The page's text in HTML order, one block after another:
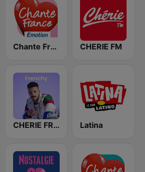
Chante France Emotion CHERIE FM
CHERIE FRENCHY Latina